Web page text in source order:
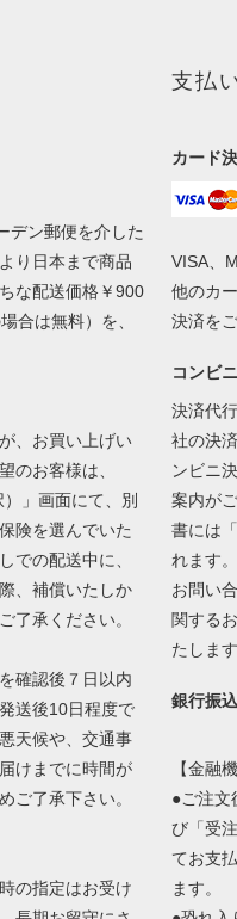
デン郵便を介した
り日本まで商品
な配送価格￥900
合は無料）を、
、お買い上げい
のお客様は、
）」画面にて、別
険を選んでいた
での配送中に、
、補償いたしか
了承ください。
確認後７日以内
送後10日程度で
天候や、交通事
けまでに時間が
ご了承下さい。
の指定はお受け
支払
カード
VISA、
他のカ
決済を
コンビ
決済代
社の決
ンビニ
案内が
書には
れます
お問い
関する
たしま
銀行振込
【金融
●ご注文
び「受
てお支
ます。